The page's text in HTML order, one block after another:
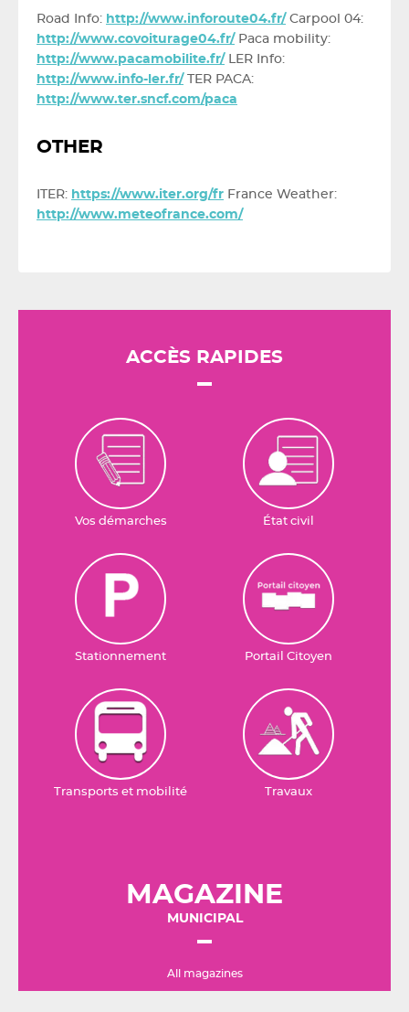
Road Info: http://www.inforoute04.fr/ Carpool 04:
http://www.covoiturage04.fr/ Paca mobility:
http://www.pacamobilite.fr/ LER Info:
http://www.info-ler.fr/ TER PACA:
http://www.ter.sncf.com/paca
OTHER
ITER: https://www.iter.org/fr France Weather:
http://www.meteofrance.com/
ACCÈS RAPIDES
Vos démarches État civil
Stationnement Portail Citoyen
Transports et mobilité Travaux
MAGAZINE
MUNICIPAL
All magazines